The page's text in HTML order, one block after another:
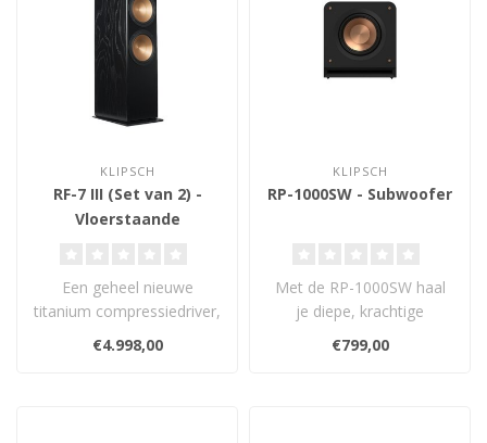
KLIPSCH
RF-7 III (Set van 2) -
Vloerstaande
Een geheel nieuwe
titanium compressiedriver,
90x90 gegoten rubberen
Tractrix-hoo..
€4.998,00
KLIPSCH
RP-1000SW - Subwoofer
Met de RP-1000SW haal
je diepe, krachtige
basweergave in huis. Met
zijn krachtig..
€799,00